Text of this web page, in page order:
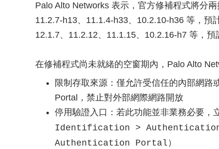
Palo Alto Networks 表示，官方修補程式將分
11.2.7-h13、11.1.4-h33、10.2.10-h36 等，預
12.1.7、11.2.12、11.1.15、10.2.16-h7 等，
在修補程式尚未就緒的空窗期內，Palo Alto
限制存取來源：僅允許受信任的內部網
Portal，禁止對外部網際網路開放
停用驗證入口：若此功能並非業務必要，
Identification >
Authentication Portal ）